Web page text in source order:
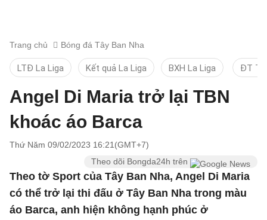
Trang chủ Bóng đá Tây Ban Nha
LTĐ La Liga Kết quả La Liga BXH La Liga ĐT
Angel Di Maria trở lại TBN
khoác áo Barca
Thứ Năm 09/02/2023 16:21(GMT+7)
Theo dõi Bongda24h trên
Theo tờ Sport của Tây Ban Nha, Angel Di Maria
có thể trở lại thi đấu ở Tây Ban Nha trong màu
áo Barca, anh hiện không hạnh phúc ở